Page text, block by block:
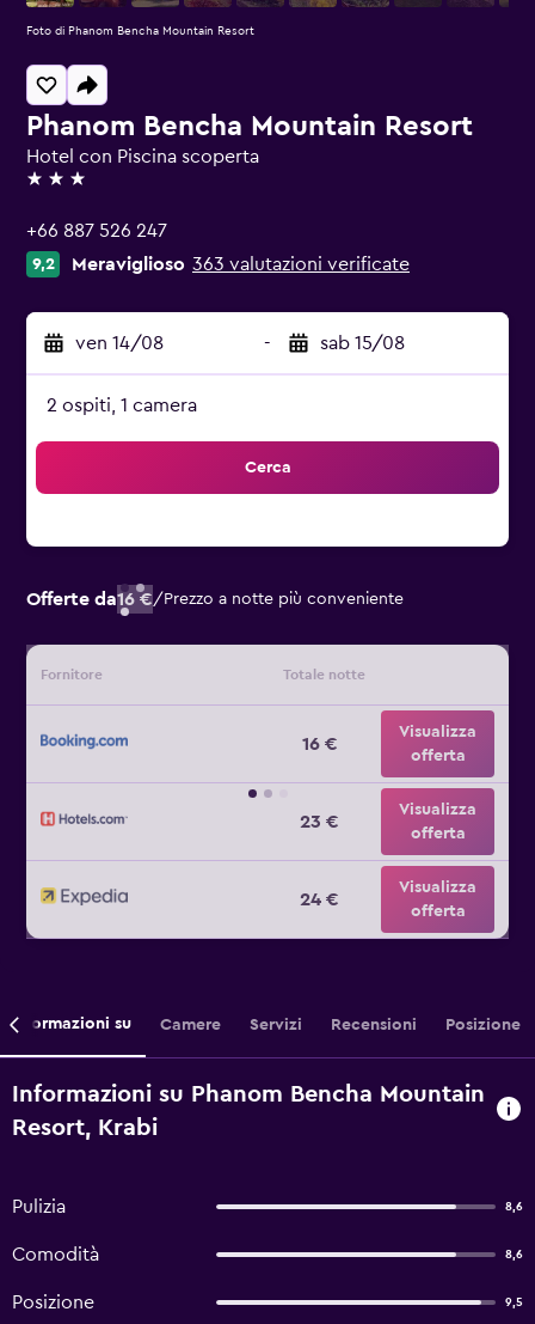
Phanom Bencha Mountain Resort
Hotel con Piscina scoperta
3 stelle
+66 887 526 247
9,2 Meraviglioso 363 valutazioni verificate
ven 14/08 - sab 15/08
2 ospiti, 1 camera
Cerca
Offerte da16 €/ Prezzo a notte più conveniente
Fornitore Totale notte
16 €
Visualizza
offerta
23 €
Visualizza
offerta
24 €
Visualizza
offerta
Foto di Phanom Bencha Mountain Resort
Informazioni su Camere Servizi Recensioni Posizione
Informazioni su Phanom Bencha Mountain
Resort, Krabi
Pulizia 8,6
Comodità 8,6
Posizione 9,5